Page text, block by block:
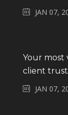
JAN 07,
Your most
client
JAN 07,